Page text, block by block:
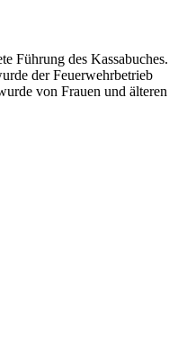
Führung des Kassabuches.
der Feuerwehrbetrieb
von Frauen und älteren